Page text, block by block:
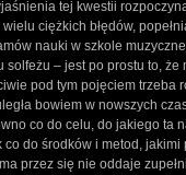
tej kwestii
wielu ciężkich błędów,
nauki w szkole
solfeżu – jest po prostu to, że
pod tym pojęciem trzeba
bowiem w nowszych
co do celu, do jakiego ta
do środków i metod, jakimi
przez się nie oddaje